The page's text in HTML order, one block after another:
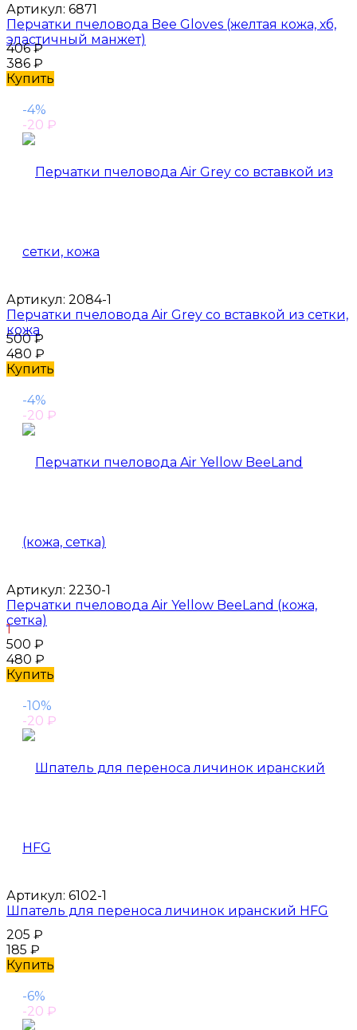
Артикул: 6871
Перчатки пчеловода Bee Gloves (желтая кожа, хб,
эластичный манжет)
406₽
386 ₽
Купить
-4%
-20 ₽
Артикул: 2084-1
Перчатки пчеловода Air Grey со вставкой из сетки,
кожа
500₽
480 ₽
Купить
-4%
-20 ₽
Артикул: 2230-1
Перчатки пчеловода Air Yellow BeeLand (кожа,
сетка)
1
500 ₽
480 ₽
Купить
-10%
-20 ₽
Артикул: 6102-1
Шпатель для переноса личинок иранский HFG
205 ₽
185 ₽
Купить
-6%
-20 ₽